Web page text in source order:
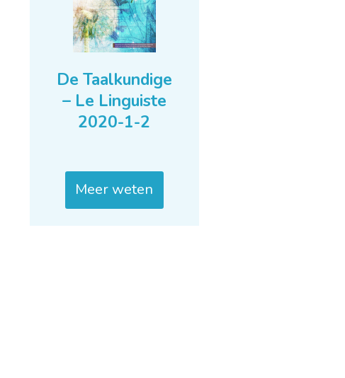
De Taalkundige
– Le Linguiste
2020-1-2
Meer weten